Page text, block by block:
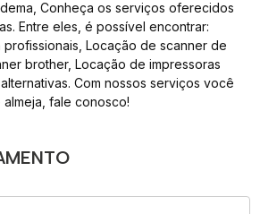
Conheça os serviços oferecidos
Entre eles, é possível encontrar:
Locação de scanner de
brother, Locação de impressoras
Com nossos serviços você
fale conosco!